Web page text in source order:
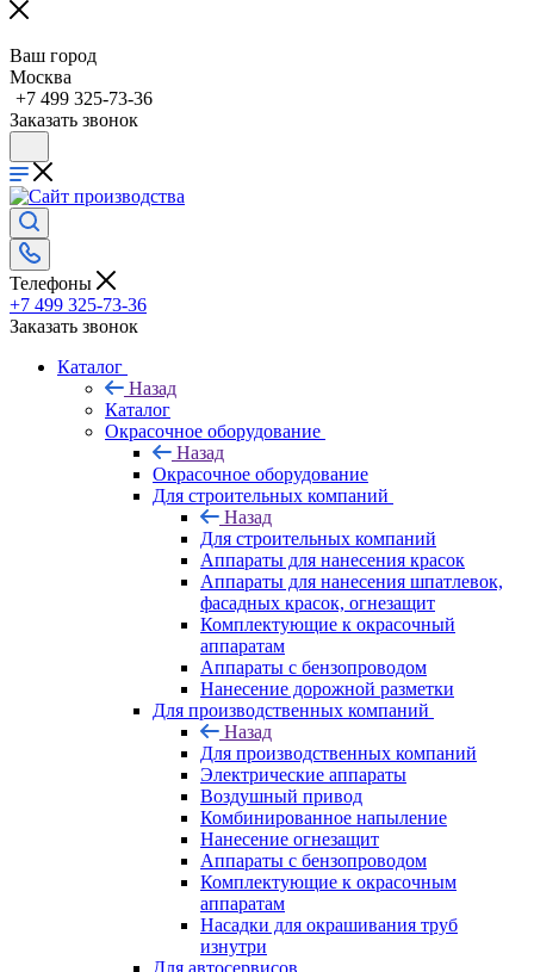
Ваш город
Москва
+7 499 325-73-36
Заказать звонок
Телефоны
+7 499 325-73-36
Заказать звонок
Каталог
Назад
Каталог
Окрасочное оборудование
Назад
Окрасочное оборудование
Для строительных компаний
Назад
Для строительных компаний
Аппараты для нанесения красок
Аппараты для нанесения шпатлевок,
фасадных красок, огнезащит
Комплектующие к окрасочный
аппаратам
Аппараты с бензопроводом
Нанесение дорожной разметки
Для производственных компаний
Назад
Для производственных компаний
Электрические аппараты
Воздушный привод
Комбинированное напыление
Нанесение огнезащит
Аппараты с бензопроводом
Комплектующие к окрасочным
аппаратам
Насадки для окрашивания труб
изнутри
Для автосервисов